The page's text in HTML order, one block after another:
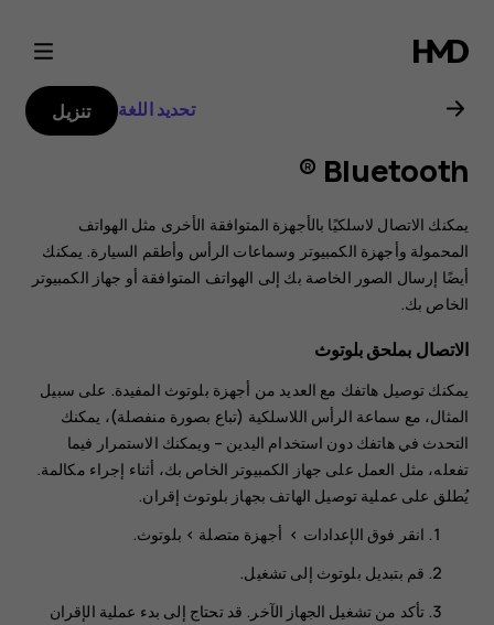
دليل
مستخدم
هاتف
Nokia
8.1
تحديد اللغة تنزيل
Bluetooth ®
يمكنك الاتصال لاسلكيًا بالأجهزة المتوافقة الأخرى مثل الهواتف
المحمولة وأجهزة الكمبيوتر وسماعات الرأس وأطقم السيارة. يمكنك
أيضًا إرسال الصور الخاصة بك إلى الهواتف المتوافقة أو جهاز الكمبيوتر
الخاص بك.
الاتصال بملحق بلوتوث
يمكنك توصيل هاتفك مع العديد من أجهزة بلوتوث المفيدة. على سبيل
المثال، مع سماعة الرأس اللاسلكية (تباع بصورة منفصلة)، يمكنك
التحدث في هاتفك دون استخدام اليدين – ويمكنك الاستمرار فيما
تفعله، مثل العمل على جهاز الكمبيوتر الخاص بك، أثناء إجراء مكالمة.
يُطلق على عملية توصيل الهاتف بجهاز بلوتوث إقران.
انقر فوق
>
> بلوتوث.
قم بتبديل بلوتوث إلى تشغيل.
تأكد من تشغيل الجهاز الآخر. قد تحتاج إلى بدء عملية الإقران